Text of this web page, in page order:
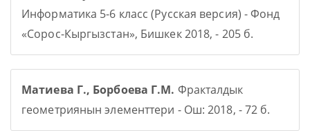
Информатика 5-6 класс (Русская версия) - Фонд
«Сорос-Кыргызстан», Бишкек 2018, - 205 б.
Матиева Г., Борбоева Г.М. Фракталдык
геометриянын элементтери - Ош: 2018, - 72 б.